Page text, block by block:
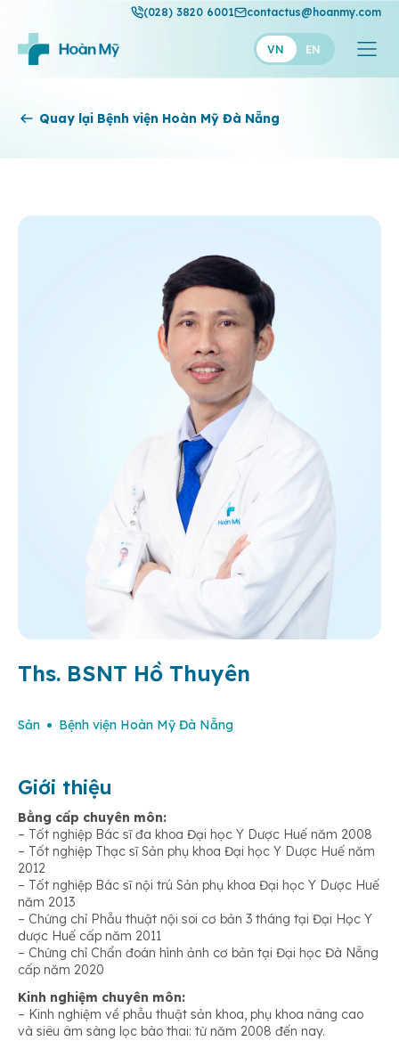
(028) 3820 6001 contactus@hoanmy.com
VN EN
Hoàn Mỹ
Thuận Mỹ
Quay lại Bệnh viện Hoàn Mỹ Đà Nẵng
Ths. BSNT Hồ Thuyên
Sản Bệnh viện Hoàn Mỹ Đà Nẵng
Giới thiệu
Bằng cấp chuyên môn:
– Tốt nghiệp Bác sĩ đa khoa Đại học Y Dược Huế năm 2008
– Tốt nghiệp Thạc sĩ Sản phụ khoa Đại học Y Dược Huế năm
2012
– Tốt nghiệp Bác sĩ nội trú Sản phụ khoa Đại học Y Dược Huế
năm 2013
– Chứng chỉ Phẫu thuật nội soi cơ bản 3 tháng tại Đại Học Y
dược Huế cấp năm 2011
– Chứng chỉ Chẩn đoán hình ảnh cơ bản tại Đại học Đà Nẵng
cấp năm 2020
Kinh nghiệm chuyên môn:
– Kinh nghiệm về phẫu thuật sản khoa, phụ khoa nâng cao
và siêu âm sàng lọc bào thai: từ năm 2008 đến nay.